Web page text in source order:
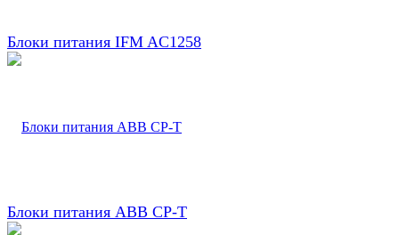
Блоки питания IFM AC1258
Блоки питания ABB CP-T